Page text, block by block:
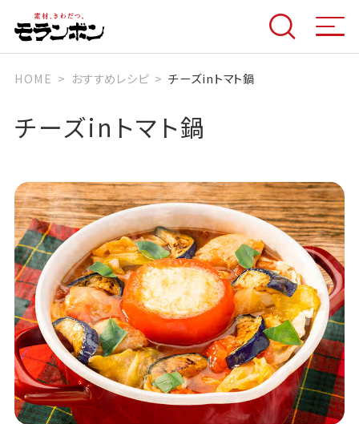
HOME おすすめレシピ チーズinトマト鍋
チーズinトマト鍋